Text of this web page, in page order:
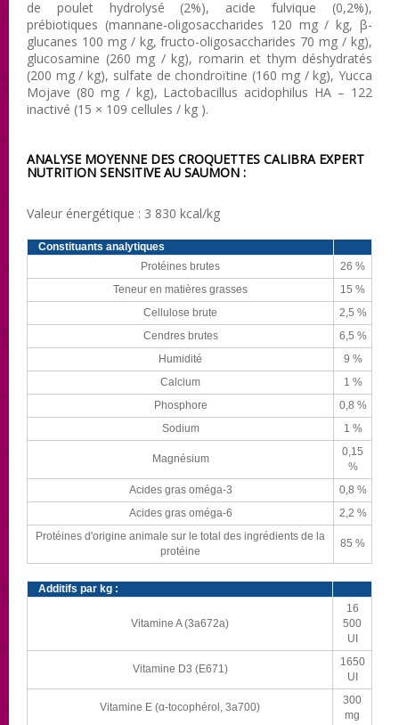
de poulet hydrolysé (2%), acide fulvique (0,2%),
prébiotiques (mannane-oligosaccharides 120 mg / kg, β-
glucanes 100 mg / kg, fructo-oligosaccharides 70 mg / kg),
glucosamine (260 mg / kg), romarin et thym déshydratés
(200 mg / kg), sulfate de chondroïtine (160 mg / kg), Yucca
Mojave (80 mg / kg), Lactobacillus acidophilus HA – 122
inactivé (15 × 109 cellules / kg ).
ANALYSE MOYENNE DES CROQUETTES CALIBRA EXPERT
NUTRITION SENSITIVE AU SAUMON :
Valeur énergétique : 3 830 kcal/kg
Constituants analytiques
Protéines brutes
26 %
Teneur en matières grasses
15 %
Cellulose brute
2,5 %
Cendres brutes
6,5 %
Humidité
9 %
Calcium
1 %
Phosphore
0,8 %
Sodium
1 %
Magnésium
0,15
%
Acides gras oméga-3
0,8 %
Acides gras oméga-6
2,2 %
Protéines d'origine animale sur le total des ingrédients de la
protéine
85 %
Additifs par kg :
Vitamine A (3a672a)
16
500
UI
Vitamine D3 (E671)
1650
UI
Vitamine E (α-tocophérol, 3a700)
300
mg